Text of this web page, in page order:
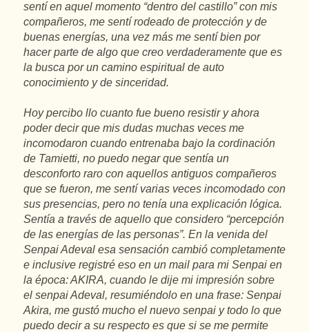
sentí en aquel momento “dentro del castillo” con mis
compañeros, me sentí rodeado de protección y de
buenas energías, una vez más me sentí bien por
hacer parte de algo que creo verdaderamente que es
la busca por un camino espiritual de auto
conocimiento y de sinceridad.
Hoy percibo llo cuanto fue bueno resistir y ahora
poder decir que mis dudas muchas veces me
incomodaron cuando entrenaba bajo la cordinación
de Tamietti, no puedo negar que sentía un
desconforto raro con aquellos antiguos compañeros
que se fueron, me sentí varias veces incomodado con
sus presencias, pero no tenía una explicación lógica.
Sentía a través de aquello que considero “percepción
de las energías de las personas”. En la venida del
Senpai Adeval esa sensación cambió completamente
e inclusive registré eso en un mail para mi Senpai en
la época: AKIRA, cuando le dije mi impresión sobre
el senpai Adeval, resumiéndolo en una frase: Senpai
Akira, me gustó mucho el nuevo senpai y todo lo que
puedo decir a su respecto es que si se me permite